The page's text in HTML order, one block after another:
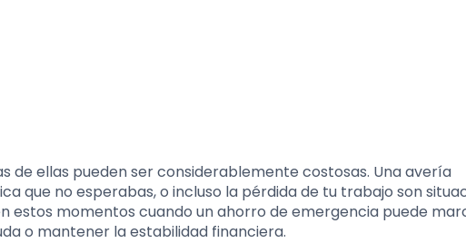
de ellas pueden ser considerablemente costosas. Una avería
que no esperabas, o incluso la pérdida de tu trabajo son
estos momentos cuando un ahorro de emergencia puede
o mantener la estabilidad financiera.